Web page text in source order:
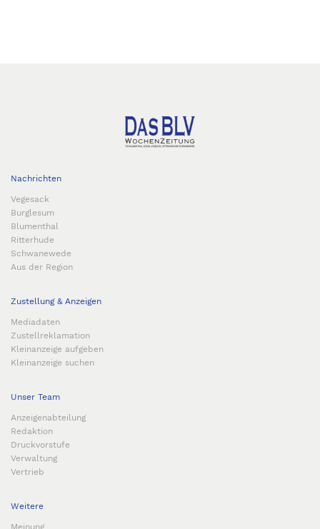
Nachrichten
Vegesack
Burglesum
Blumenthal
Ritterhude
Schwanewede
Aus der Region
Zustellung & Anzeigen
Mediadaten
Zustellreklamation
Kleinanzeige aufgeben
Kleinanzeige suchen
Unser Team
Anzeigenabteilung
Redaktion
Druckvorstufe
Verwaltung
Vertrieb
Weitere
Meinung